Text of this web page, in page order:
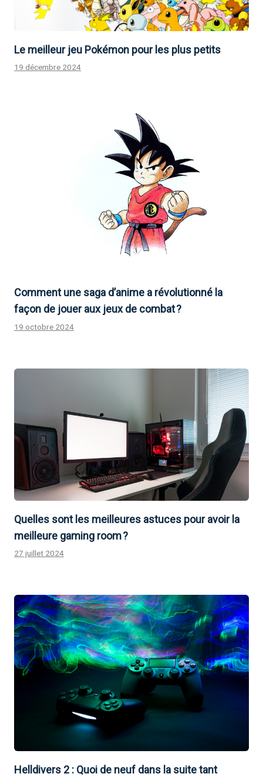
Le meilleur jeu Pokémon pour les plus petits
19 décembre 2024
Comment une saga d’anime a révolutionné la
façon de jouer aux jeux de combat ?
19 octobre 2024
Quelles sont les meilleures astuces pour avoir la
meilleure gaming room ?
27 juillet 2024
Helldivers 2 : Quoi de neuf dans la suite tant